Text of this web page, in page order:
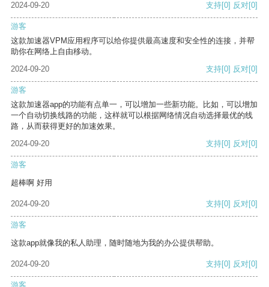
2024-09-20 支持[0] 反对[0]
游客
这款加速器VPM应用程序可以给你提供最高速度和安全性的连接，并帮
助你在网络上自由移动。
2024-09-20
支持[0] 反对[0]
游客
这款加速器app的功能有点单一，可以增加一些新功能。比如，可以增加
一个自动切换线路的功能，这样就可以根据网络情况自动选择最优的线
路，从而获得更好的加速效果。
2024-09-20
支持[0] 反对[0]
游客
超棒啊 好用
2024-09-20 支持[0] 反对[0]
游客
这款app就像我的私人助理，随时随地为我的办公提供帮助。
2024-09-20 支持[0] 反对[0]
游客